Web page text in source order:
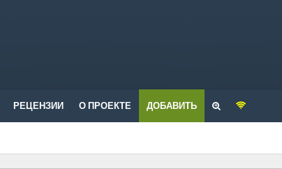
РЕЦЕНЗИИ О ПРОЕКТЕ ДОБАВИТЬ